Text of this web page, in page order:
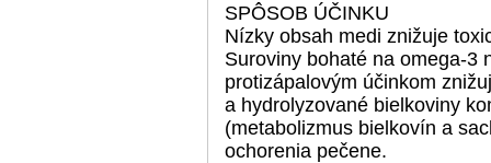
SPÔSOB ÚČINKU
Nízky obsah medi znižuje
Suroviny bohaté na omega-3
protizápalovým účinkom
a hydrolyzované bielkoviny
(metabolizmus bielkovín a
ochorenia pečene.